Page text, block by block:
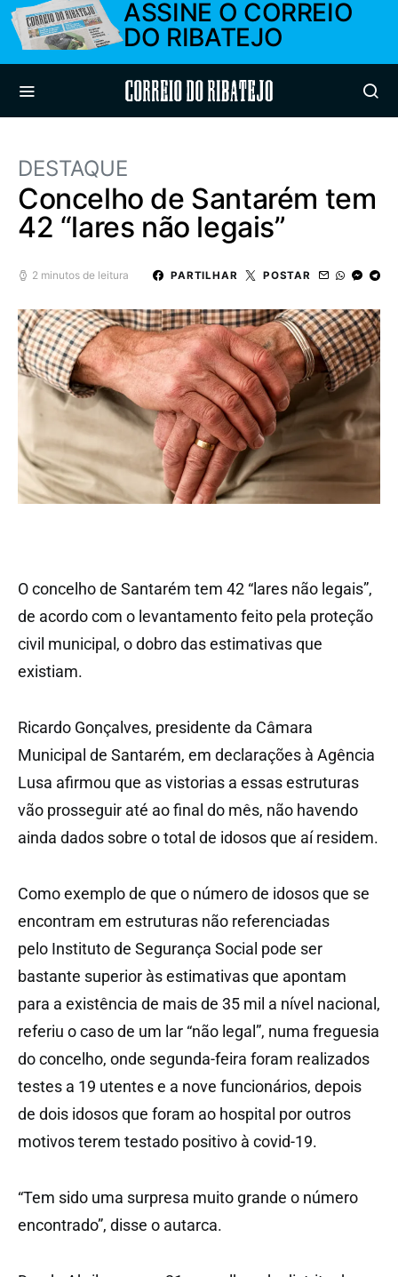
ASSINE O CORREIO
DO RIBATEJO
Correio do Ribatejo
DESTAQUE
Concelho de Santarém tem
42 “lares não legais”
2 minutos de leitura PARTILHAR POSTAR
O concelho de Santarém tem 42 “lares não legais”,
de acordo com o levantamento feito pela proteção
civil municipal, o dobro das estimativas que
existiam.
Ricardo Gonçalves, presidente da Câmara
Municipal de Santarém, em declarações à Agência
Lusa afirmou que as vistorias a essas estruturas
vão prosseguir até ao final do mês, não havendo
ainda dados sobre o total de idosos que aí residem.
Como exemplo de que o número de idosos que se
encontram em estruturas não referenciadas
pelo Instituto de Segurança Social pode ser
bastante superior às estimativas que apontam
para a existência de mais de 35 mil a nível nacional,
referiu o caso de um lar “não legal”, numa freguesia
do concelho, onde segunda-feira foram realizados
testes a 19 utentes e a nove funcionários, depois
de dois idosos que foram ao hospital por outros
motivos terem testado positivo à covid-19.
“Tem sido uma surpresa muito grande o número
encontrado”, disse o autarca.